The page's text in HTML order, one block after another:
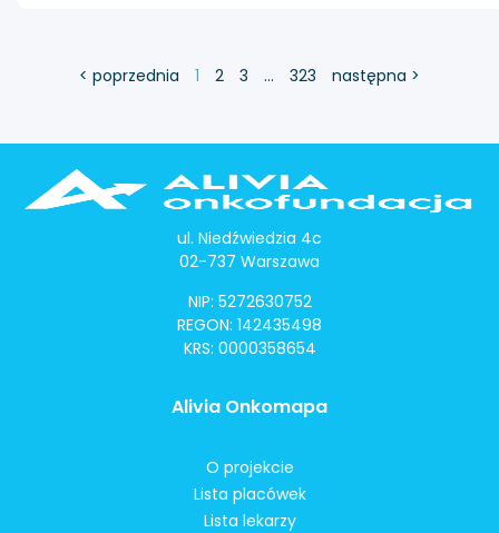
< poprzednia 1 2 3 … 323 następna >
ul. Niedźwiedzia 4c
02-737 Warszawa
NIP: 5272630752
REGON: 142435498
KRS: 0000358654
Alivia Onkomapa
O projekcie
Lista placówek
Lista lekarzy